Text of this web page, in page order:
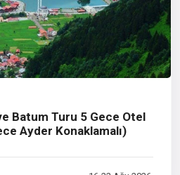
Batum Turu 5 Gece Otel
Ayder Konaklamalı)